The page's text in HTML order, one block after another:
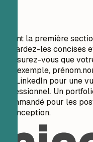
sont la première
Gardez-les concises
Assurez-vous que
exemple, pré
LinkedIn pour une
Un
pour les
conception.